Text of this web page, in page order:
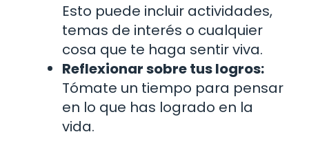
Esto puede incluir actividades,
temas de interés o cualquier
cosa que te haga sentir viva.
Reflexionar sobre tus logros:
Tómate un tiempo para pensar
en lo que has logrado en la
vida.